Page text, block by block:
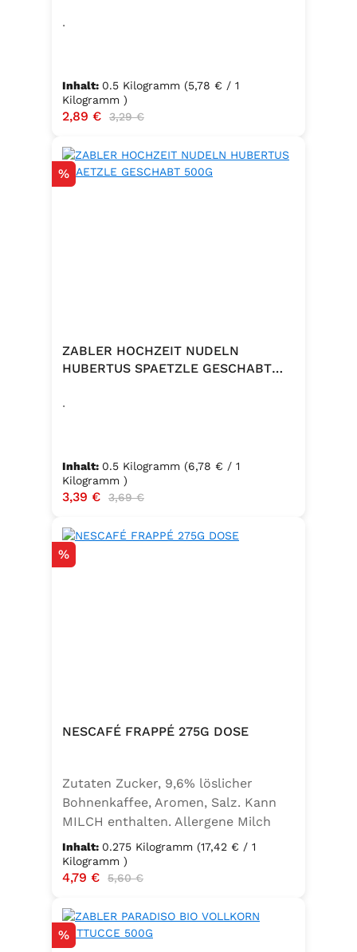
.
Inhalt: 0.5 Kilogramm (5,78 € / 1
Kilogramm )
Verkaufspreis:
2,89 € Regulärer Preis:
3,29 €
Rabatt
%
ZABLER HOCHZEIT NUDELN
HUBERTUS SPAETZLE GESCHABT
.
Inhalt: 0.5 Kilogramm (6,78 € / 1
Kilogramm )
Verkaufspreis:
3,39 € Regulärer Preis:
3,69 €
Rabatt
%
NESCAFÉ FRAPPÉ 275G DOSE
Zutaten Zucker, 9,6% löslicher
Bohnenkaffee, Aromen, Salz. Kann
MILCH enthalten. Allergene Milch
und daraus gewonnene Erzeugnisse
Inhalt: 0.275 Kilogramm (17,42 € / 1
Kilogramm )
Verkaufspreis:
4,79 € Regulärer Preis:
5,60 €
Rabatt
%